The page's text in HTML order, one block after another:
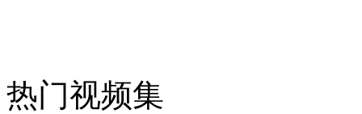
走！跟着总书记去植树
热门视频集